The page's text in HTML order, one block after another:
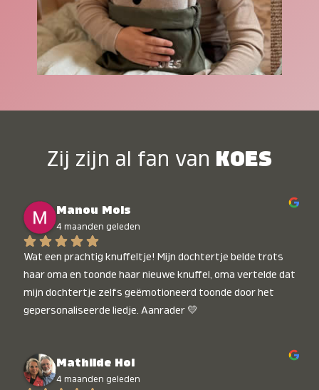
Zij zijn al fan van KOES
Manou Mols
4 maanden geleden
Wat een prachtig knuffeltje! Mijn dochtertje belde trots
haar oma en toonde haar nieuwe knuffel, oma vertelde dat
mijn dochtertje zelfs geëmotioneerd toonde door het
gepersonaliseerde liedje. Aanrader 💛
Mathilde Hol
4 maanden geleden